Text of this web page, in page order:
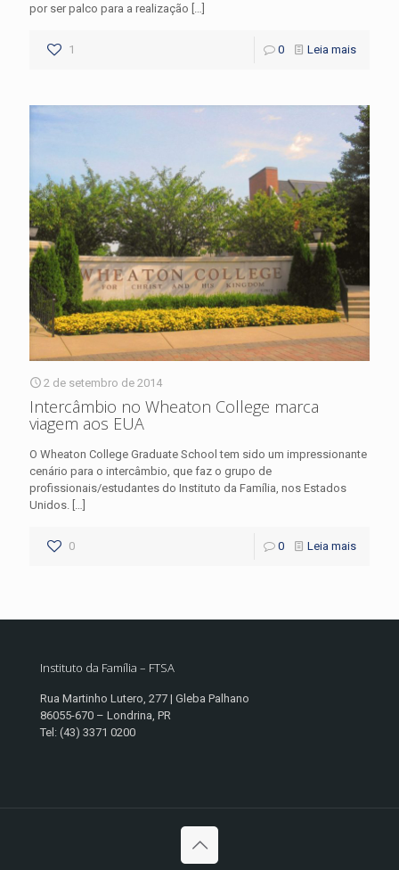
por ser palco para a realização […]
1 0 Leia mais
2 de setembro de 2014
Intercâmbio no Wheaton College marca
viagem aos EUA
O Wheaton College Graduate School tem sido um impressionante
cenário para o intercâmbio, que faz o grupo de
profissionais/estudantes do Instituto da Família, nos Estados
Unidos.
0 0 Leia mais
Instituto da Família – FTSA
Rua Martinho Lutero, 277 | Gleba Palhano
86055-670 – Londrina, PR
Tel: (43) 3371 0200